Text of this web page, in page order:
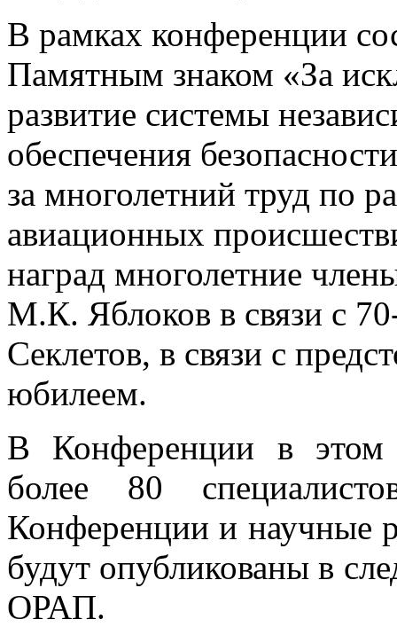
В рамках конференции
Памятным знаком «За
развитие системы
обеспечения
за многолетний труд по
авиационных
наград многолетние
М.К. Яблоков в связи с
Секлетов, в связи с
юбилеем.
В Конференции в этом
более 80
Конференции и научные
будут опубликованы в
ОРАП.